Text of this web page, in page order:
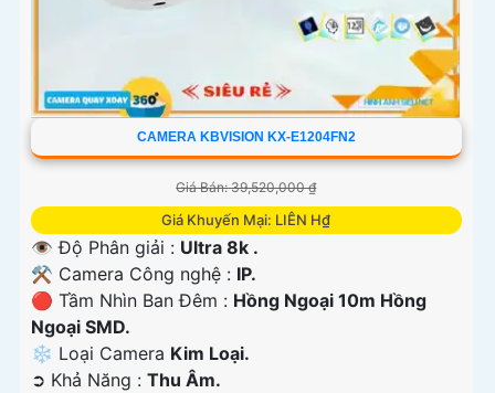
CAMERA KBVISION KX-E1204FN2
Giá Bán: 39,520,000 ₫
Giá Khuyến Mại: LIÊN H₫
👁 Độ Phân giải : Ultra 8k .
⚒ Camera Công nghệ : IP.
🔴 Tầm Nhìn Ban Đêm : Hồng Ngoại 10m Hồng
Ngoại SMD.
❄ Loại Camera Kim Loại.
️➲ Khả Năng : Thu Âm.